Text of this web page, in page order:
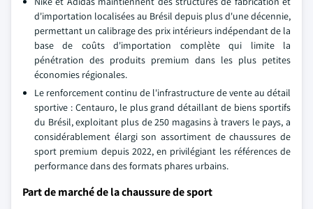
d'importation localisées au Brésil depuis plus d'une décennie,
permettant un calibrage des prix intérieurs indépendant de la
base de coûts d'importation complète qui limite la
pénétration des produits premium dans les plus petites
économies régionales.
Le renforcement continu de l'infrastructure de vente au détail
sportive : Centauro, le plus grand détaillant de biens sportifs
du Brésil, exploitant plus de 250 magasins à travers le pays, a
considérablement élargi son assortiment de chaussures de
sport premium depuis 2022, en privilégiant les références de
performance dans des formats phares urbains.
Part de marché de la chaussure de sport